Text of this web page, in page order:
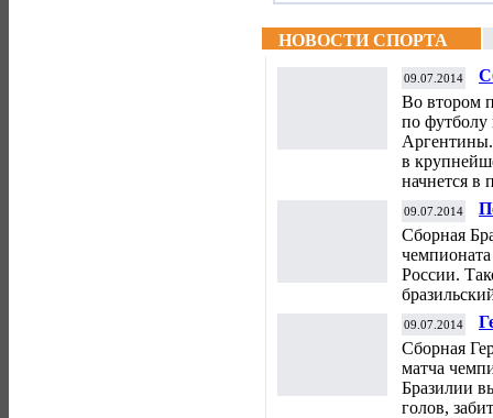
НОВОСТИ СПОРТА
09.07.2014
Во втором
по футболу
в
начнется в
09.07.2014
Сборная
России.
09.07.2014
Сборная
матча
Бразилии
голов,